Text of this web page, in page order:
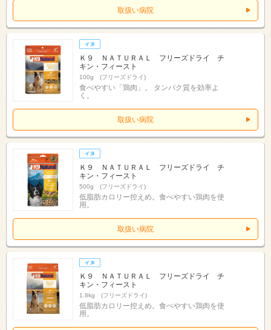
取扱い病院
Ｋ９ ＮＡＴＵＲＡＬ フリーズドライ チ
キン・フィースト
100g (フリーズドライ)
食べやすい「鶏肉」。 タンパク質を効率よ
く。
取扱い病院
Ｋ９ ＮＡＴＵＲＡＬ フリーズドライ チ
キン・フィースト
500g (フリーズドライ)
低脂肪カロリー控えめ。食べやすい鶏肉を使
用。
取扱い病院
Ｋ９ ＮＡＴＵＲＡＬ フリーズドライ チ
キン・フィースト
1.8kg (フリーズドライ)
低脂肪カロリー控えめ。食べやすい鶏肉を使
用。